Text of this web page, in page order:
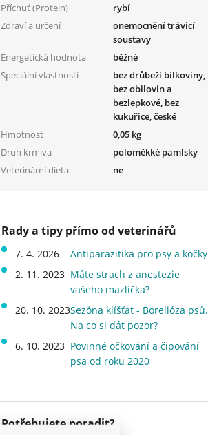
Příchuť (Protein)
rybí
Zdraví a určení
onemocnění trávicí
soustavy
Energetická hodnota
běžné
Speciální vlastnosti
bez drůbeží bílkoviny,
bez obilovin a
bezlepkové, bez
kukuřice, české
Hmotnost
0,05 kg
Druh krmiva
poloměkké pamlsky
Veterinární dieta
ne
Rady a tipy přímo od veterinářů
7. 4. 2026
Antiparazitika pro psy a kočky
2. 11. 2023 Máte strach z anestezie
vašeho mazlíčka?
20. 10. 2023Sezóna klíšťat - Borelióza psů.
Na co si dát pozor?
6. 10. 2023 Povinné očkování a čipování
psa od roku 2020
Potřebujete poradit?